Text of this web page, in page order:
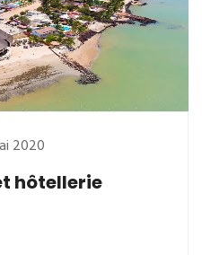
2020
hôtellerie